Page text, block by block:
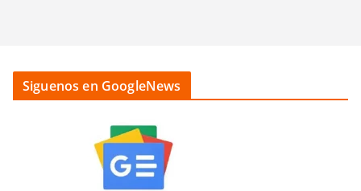
Siguenos en GoogleNews